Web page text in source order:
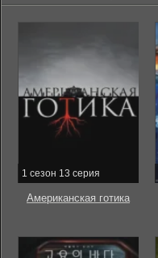
1 сезон 13 серия
Американская готика